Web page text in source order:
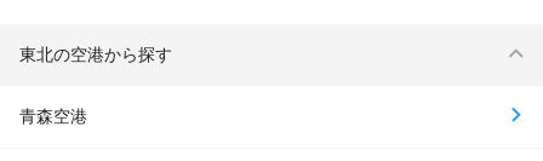
東北の空港から探す
青森空港